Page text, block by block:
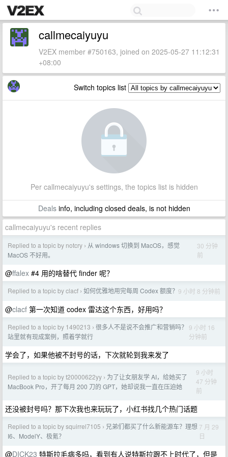
callmecaiyuyu
V2EX member #750163, joined on 2025-05-27 11:12:31
+08:00
Switch topics list
Per callmecaiyuyu's settings, the topics list is hidden
Dealsinfo, including closed deals, is not hidden
callmecaiyuyu's recent replies
Replied to a topic by notcry › 从 windows 切换到 MacOS，感觉
MacOS 不好用。
30 分钟
前
@ffalex #4 用的啥替代 finder 呢？
Replied to a topic by clacf › 如何优雅地用完每周 Codex 额度？ 9 小时 8 分钟前
@clacf 第一次知道 codex 雷达这个东西，好用吗？
Replied to a topic by 1490213 › 很多人不是说不会推广和营销吗？
站里就有现成案例，照着学就行
9 小时 16
分钟前
学会了，如果他被不封号的话，下次就轮到我来发了
Replied to a topic by t20000622yy › 为了让女朋友学 AI，给她买了
MacBook Pro，开了每月 200 刀的 GPT，她却说我一直在压迫她
9 小时
47 分钟
前
还没被封号吗？那下次我也来玩玩了，小红书找几个热门话题
Replied to a topic by squirrel7105 › 兄弟们都买了什么新能源车？理想
I6、ModelY、极氪？
7 月 29
日
@DICK23 特斯拉毛病多吗，看到有人说特斯拉跟不上时代了，但是